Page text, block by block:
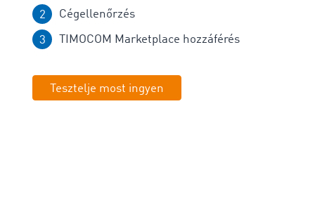
Cégellenőrzés
TIMOCOM Marketplace hozzáférés
Tesztelje most ingyen